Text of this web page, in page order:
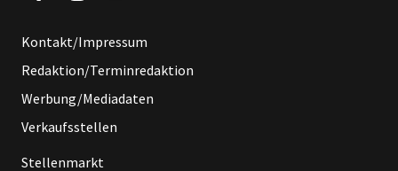
Kontakt/Impressum
Redaktion/Terminredaktion
Werbung/Mediadaten
Verkaufsstellen
Stellenmarkt